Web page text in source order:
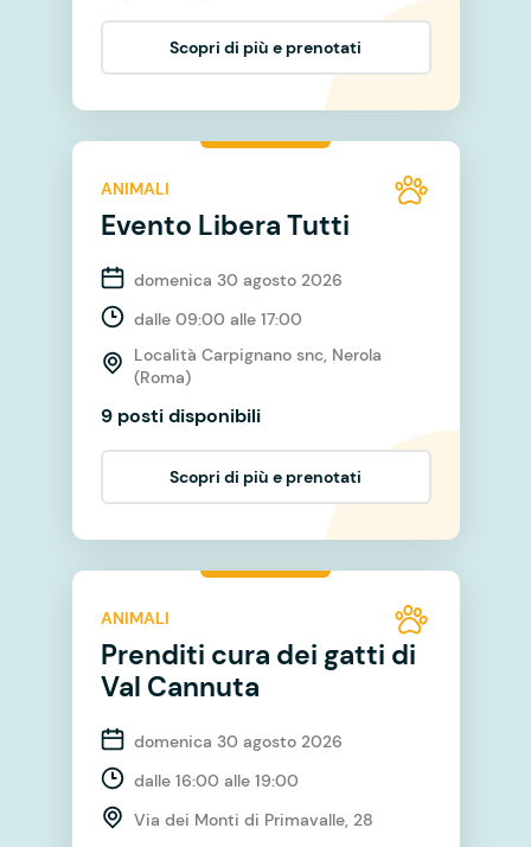
Scopri di più e prenotati
ANIMALI
Evento Libera Tutti
domenica 30 agosto 2026
dalle 09:00 alle 17:00
Località Carpignano snc, Nerola
(Roma)
9 posti disponibili
Scopri di più e prenotati
ANIMALI
Prenditi cura dei gatti di
Val Cannuta
domenica 30 agosto 2026
dalle 16:00 alle 19:00
Via dei Monti di Primavalle, 28